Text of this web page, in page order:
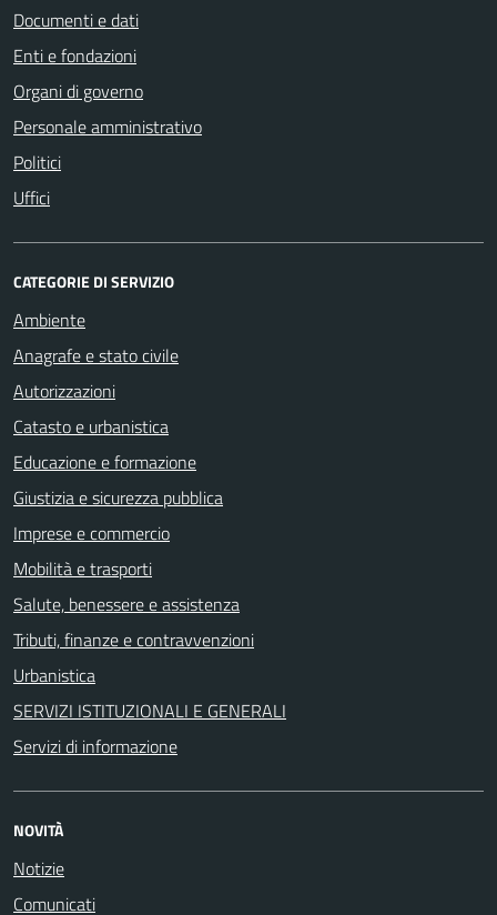
Documenti e dati
Enti e fondazioni
Organi di governo
Personale amministrativo
Politici
Uffici
CATEGORIE DI SERVIZIO
Ambiente
Anagrafe e stato civile
Autorizzazioni
Catasto e urbanistica
Educazione e formazione
Giustizia e sicurezza pubblica
Imprese e commercio
Mobilità e trasporti
Salute, benessere e assistenza
Tributi, finanze e contravvenzioni
Urbanistica
SERVIZI ISTITUZIONALI E GENERALI
Servizi di informazione
NOVITÀ
Notizie
Comunicati